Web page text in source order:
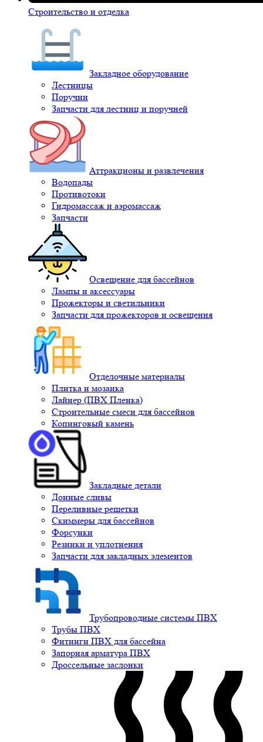
Строительство и отделка
Закладное оборудование
Лестницы
Поручни
Запчасти для лестниц и поручней
Аттракционы и развлечения
Водопады
Противотоки
Гидромассаж и аэромассаж
Запчасти
Освещение для бассейнов
Лампы и аксессуары
Прожекторы и светильники
Запчасти для прожекторов и освещения
Отделочные материалы
Плитка и мозаика
Лайнер (ПВХ Пленка)
Строительные смеси для бассейнов
Копинговый камень
Закладные детали
Донные сливы
Переливные решетки
Скиммеры для бассейнов
Форсунки
Резинки и уплотнения
Запчасти для закладных элементов
Трубопроводные системы ПВХ
Трубы ПВХ
Фитинги ПВХ для бассейна
Запорная арматура ПВХ
Дроссельные заслонки